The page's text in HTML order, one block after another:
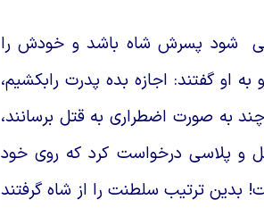
شود پسرش شاه باشد و خودش را
به او گفتند: اجازه بده پدرت رابكشيم،
به صورت اضطرارى به قتل برسانند،
و پلاسى درخواست كرد كه روى خود
بدين ترتيب سلطنت را از شاه گرفتند